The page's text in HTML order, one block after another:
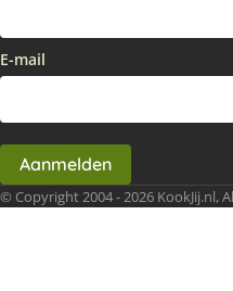
E-mail
Aanmelden
© Copyright 2004 - 2026 KookJij.nl,